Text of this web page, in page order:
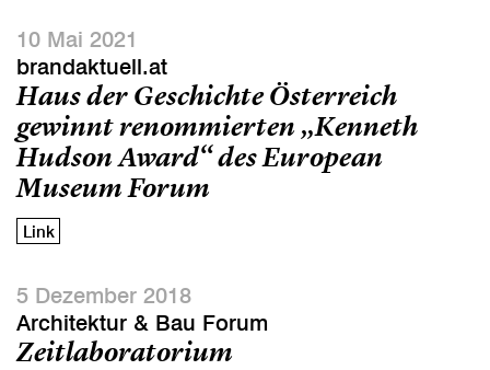
10 Mai 2021
brandaktuell.at
Haus der Geschichte Österreich
gewinnt renommierten „Kenneth
Hudson Award“ des European
Museum Forum
Link
5 Dezember 2018
Architektur & Bau Forum
Zeitlaboratorium